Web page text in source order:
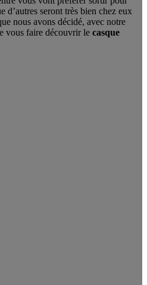
d’autres seront très bien chez eux
nous avons décidé, avec notre
vous faire découvrir le casque